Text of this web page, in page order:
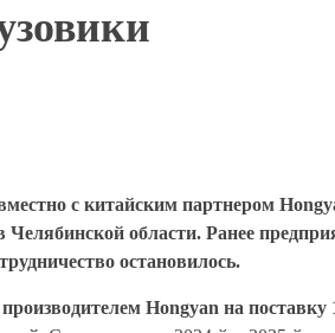
с китайским партнером
области. Ранее
остановилось.
Hongyan на